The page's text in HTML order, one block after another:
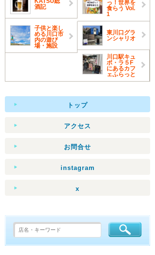
酒記
っ！世界を
食らう Vol.
1
子供と楽し
める川口市
内の遊び
場・施設
東川口グラ
ンシャリオ
川口駅キュ
ポ・ラ５F
にあるカフ
ェふらっと
トップ
アクセス
お問合せ
instagram
x